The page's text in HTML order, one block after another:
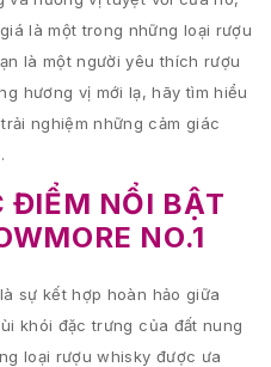
là một trong những loại rượu
là một người yêu thích rượu
hương vị mới lạ, hãy tìm hiểu
nghiệm những cảm giác
ĐIỂM NỔI BẬT
NO.1
sự kết hợp hoàn hảo giữa
khói đặc trưng của đất nung
loại rượu whisky được ưa